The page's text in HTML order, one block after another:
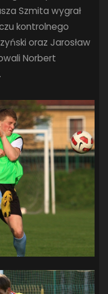
Szmita wygrał
kontrolnego
oraz Jarosław
Norbert
(63)
(40)
(92)